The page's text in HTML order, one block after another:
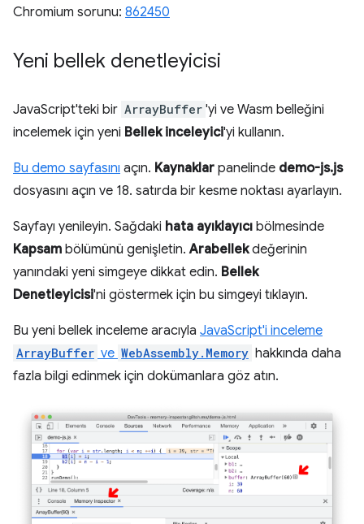
Chromium sorunu: 862450
Yeni bellek denetleyicisi
JavaScript'teki bir ArrayBuffer 'yi ve Wasm belleğini
incelemek için yeni Bellek inceleyici'yi kullanın.
Bu demo sayfasını açın. Kaynaklar panelinde demo-js.js
dosyasını açın ve 18. satırda bir kesme noktası ayarlayın.
Sayfayı yenileyin. Sağdaki hata ayıklayıcı bölmesinde
Kapsam bölümünü genişletin.Arabellekdeğerinin
yanındaki yeni simgeye dikkat edin. Bellek
Denetleyicisi'ni göstermek için bu simgeyi tıklayın.
Bu yeni bellek inceleme aracıyla JavaScript'i inceleme
ArrayBuffer ve WebAssembly.Memory hakkında daha
fazla bilgi edinmek için dokümanlara göz atın.